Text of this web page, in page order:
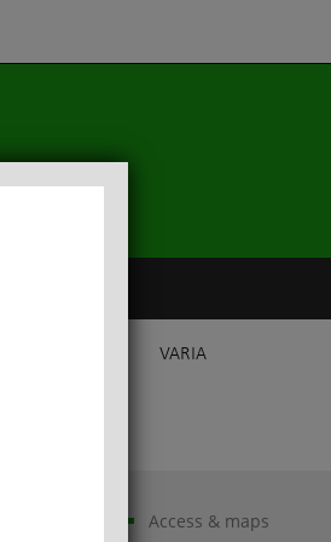
VARIA
Access & maps